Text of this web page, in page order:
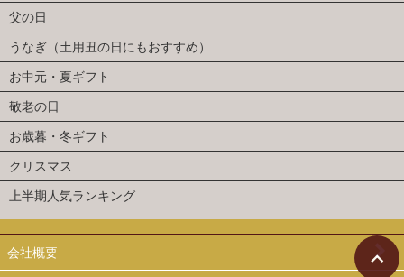
父の日
うなぎ（土用丑の日にもおすすめ）
お中元・夏ギフト
敬老の日
お歳暮・冬ギフト
クリスマス
上半期人気ランキング
会社概要